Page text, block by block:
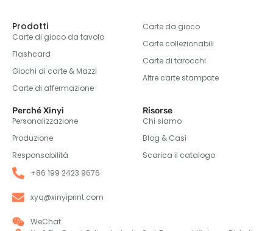
Prodotti
Carte di gioco da tavolo
Flashcard
Giochi di carte & Mazzi
Carte di affermazione
Carte da gioco
Carte collezionabili
Carte di tarocchi
Altre carte stampate
Perché Xinyi
Personalizzazione
Produzione
Responsabilità
Risorse
Chi siamo
Blog & Casi
Scarica il catalogo
+86 199 2423 9676
xyq@xinyiprint.com
WeChat